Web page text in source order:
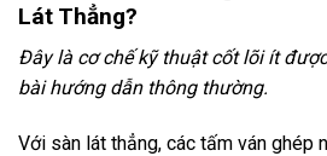
Lát Thẳng?
Đây là cơ chế kỹ thuật cốt lõi ít
bài hướng dẫn thông thường.
Với sàn lát thẳng, các tấm ván ghép